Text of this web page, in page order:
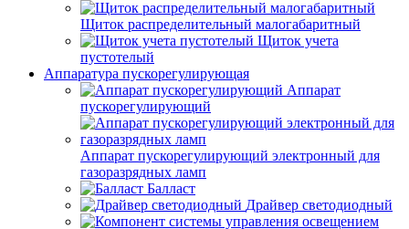
Щиток распределительный малогабаритный
Щиток учета
пустотелый
Аппаратура пускорегулирующая
Аппарат
пускорегулирующий
Аппарат пускорегулирующий электронный для
газоразрядных ламп
Балласт
Драйвер светодиодный